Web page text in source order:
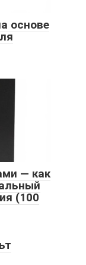
основе
— как
(100